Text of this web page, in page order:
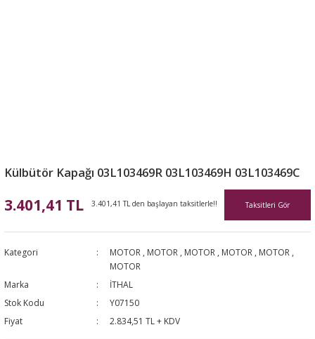
Külbütör Kapağı 03L103469R 03L103469H 03L103469C
3.401,41 TL 3.401,41 TL den başlayan taksitlerle!! Taksitleri Gör
Kategori MOTOR , MOTOR , MOTOR , MOTOR , MOTOR ,
MOTOR
Marka
İTHAL
Stok Kodu
Y07150
Fiyat
2.834,51 TL + KDV